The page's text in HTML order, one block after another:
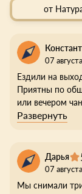
от
07
Ездили на
Приятны по
или вечером
сабборт
Развернуть
Дарья
07
Мы снимали